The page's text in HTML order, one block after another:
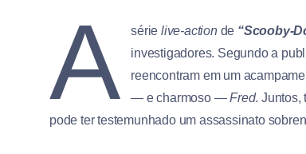
A sérielive-actionde “Scooby-
investigadores. Segundo a
reencontram em um
— e charmoso —Fred. Juntos,
pode ter testemunhado um assassinato